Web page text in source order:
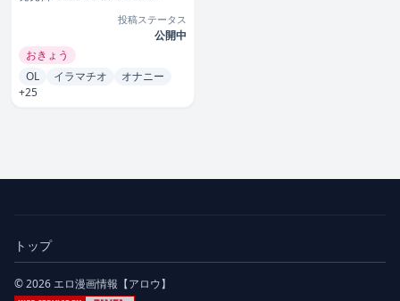
投稿ステータス
公開中
おきょう
OL
イラマチオ
オナニー
+25
トップ
© 2026 エロ漫画情報【アロウ】